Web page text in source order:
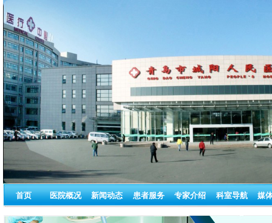
首页 医院概况 新闻动态 患者服务 专家介绍 科室导航 媒